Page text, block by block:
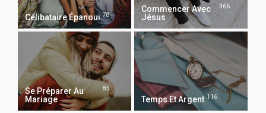
Célibataire Épanoui 78
Commencer Avec
Jésus
366
Se Préparer Au
Mariage
85
Temps Et Argent 116